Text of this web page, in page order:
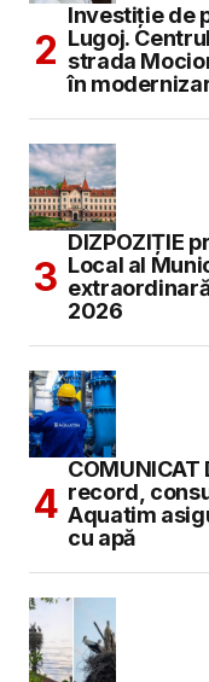
Investiție de
Lugoj.
strada
în
DIZPOZIȚIE
Local al
2026
COMUNICAT
record,
Aquatim
cu apă